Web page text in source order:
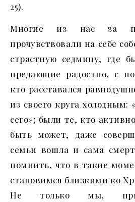
25).
Многие из нас за
прочувствовали на себе
страстную седмицу, где
предающие радостно, с
кто расставался
из своего круга холодным:
сего»; были те, кто
быть может, даже
семьи вошла и сама
помнить, что в такие
становимся близкими ко
Не только мы, при